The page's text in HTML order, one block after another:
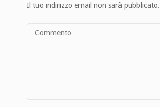
Il tuo indirizzo email non sarà pubblicato.